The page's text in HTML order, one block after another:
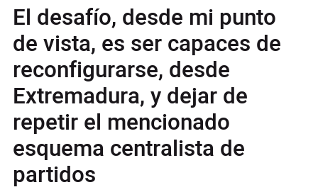
El desafío, desde mi punto
de vista, es ser capaces de
reconfigurarse, desde
Extremadura, y dejar de
repetir el mencionado
esquema centralista de
partidos